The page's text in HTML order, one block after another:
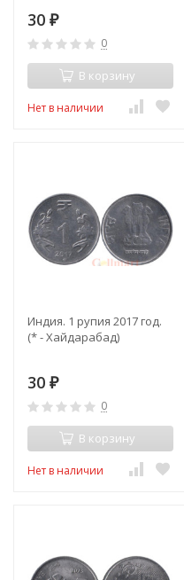
30 ₽
0
В корзину
Нет в наличии
Индия. 1 рупия 2017 год.
(* - Хайдарабад)
30 ₽
0
В корзину
Нет в наличии